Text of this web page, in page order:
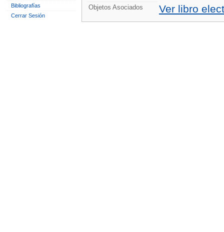
Bibliografías
Cerrar Sesión
Objetos Asociados Ver libro